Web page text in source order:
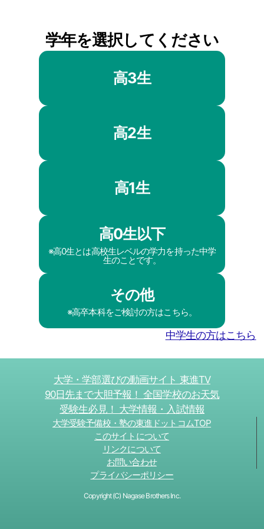
学年を選択してください
高3生
高2生
高1生
高0生以下
※高0生とは高校生レベルの学力を持った中学
生のことです。
その他
※高卒本科をご検討の方はこちら。
中学生の方はこちら
大学・学部選びの動画サイト 東進TV
90日先まで大胆予報！ 全国学校のお天気
受験生必見！ 大学情報・入試情報
大学受験予備校・塾の東進ドットコムTOP
このサイトについて
リンクについて
お問い合わせ
プライバシーポリシー
Copyright (C) Nagase Brothers Inc.